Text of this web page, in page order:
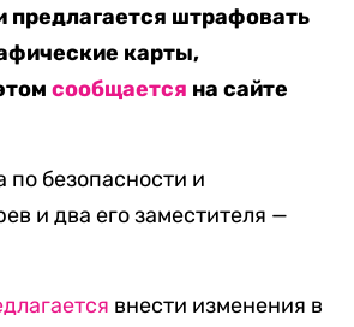
предлагается штрафовать
карты,
сообщается на сайте
безопасности и
и два его заместителя —
внести изменения в